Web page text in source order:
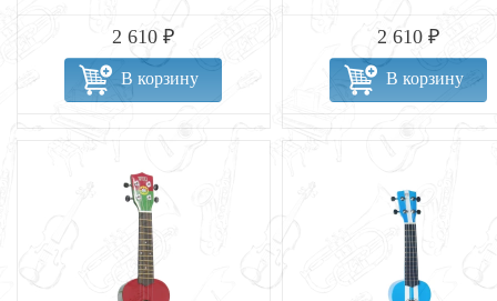
2 610 ₽
В корзину
2 610 ₽
В корзину